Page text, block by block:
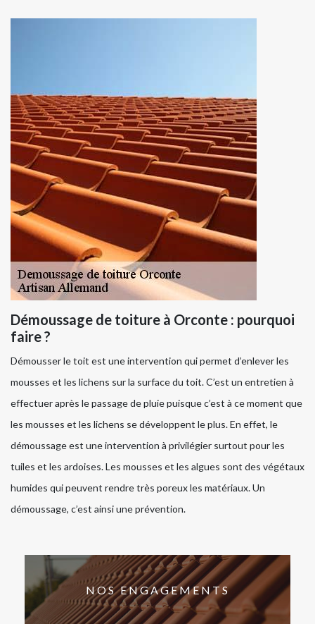
Démoussage de toiture à Orconte : pourquoi
faire ?
Démousser le toit est une intervention qui permet d’enlever les
mousses et les lichens sur la surface du toit. C’est un entretien à
effectuer après le passage de pluie puisque c’est à ce moment que
les mousses et les lichens se développent le plus. En effet, le
démoussage est une intervention à privilégier surtout pour les
tuiles et les ardoises. Les mousses et les algues sont des végétaux
humides qui peuvent rendre très poreux les matériaux. Un
démoussage, c’est ainsi une prévention.
NOS ENGAGEMENTS